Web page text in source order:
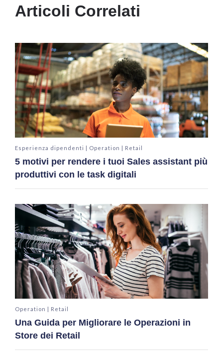
Articoli Correlati
Esperienza dipendenti | Operation | Retail
5 motivi per rendere i tuoi Sales assistant più
produttivi con le task digitali
Operation | Retail
Una Guida per Migliorare le Operazioni in
Store dei Retail